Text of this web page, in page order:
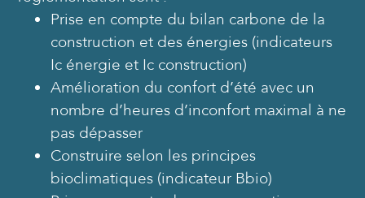
Prise en compte du bilan carbone de la
construction et des énergies (indicateurs
Ic énergie et Ic construction)
Amélioration du confort d’été avec un
nombre d’heures d’inconfort maximal à ne
pas dépasser
Construire selon les principes
bioclimatiques (indicateur Bbio)